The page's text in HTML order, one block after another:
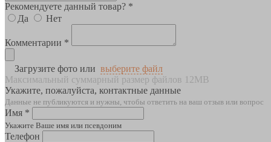
Рекомендуете данный товар? *
Да
Нет
Комментарии *
Загрузите фото или выберите файл
Максимальный суммарный размер файлов 12MB
Укажите, пожалуйста, контактные данные
Данные не публикуются и нужны, чтобы ответить на ваш отзыв или вопрос
Имя *
Укажите Ваше имя или псевдоним
Телефон